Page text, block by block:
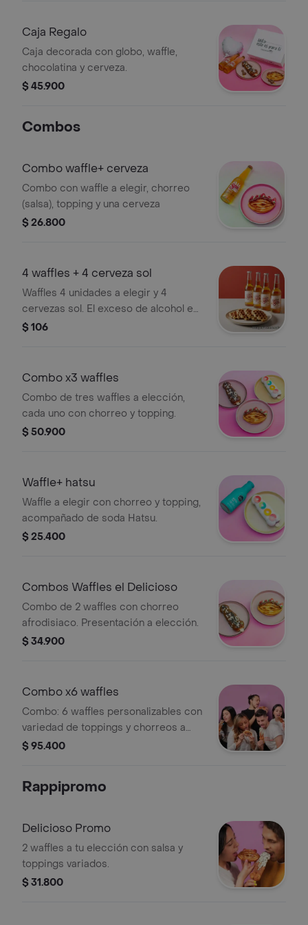
Caja Regalo
Caja decorada con globo, waffle,
chocolatina y cerveza.
$ 45.900
Combos
Combo waffle+ cerveza
Combo con waffle a elegir, chorreo
(salsa), topping y una cerveza
$ 26.800
4 waffles + 4 cerveza sol
Waffles 4 unidades a elegir y 4
cervezas sol. El exceso de alcohol es
perjudicial para la salud. ley 30 de
edad ley 124 1994
$ 106
Combo x3 waffles
Combo de tres waffles a elección,
cada uno con chorreo y topping.
$ 50.900
Waffle+ hatsu
Waffle a elegir con chorreo y topping,
acompañado de soda Hatsu.
$ 25.400
Combos Waffles el Delicioso
Combo de 2 waffles con chorreo
afrodisiaco. Presentación a elección.
$ 34.900
Combo x6 waffles
Combo: 6 waffles personalizables con
variedad de toppings y chorreos a
elegir.
$ 95.400
Rappipromo
Delicioso Promo
2 waffles a tu elección con salsa y
toppings variados.
$ 31.800